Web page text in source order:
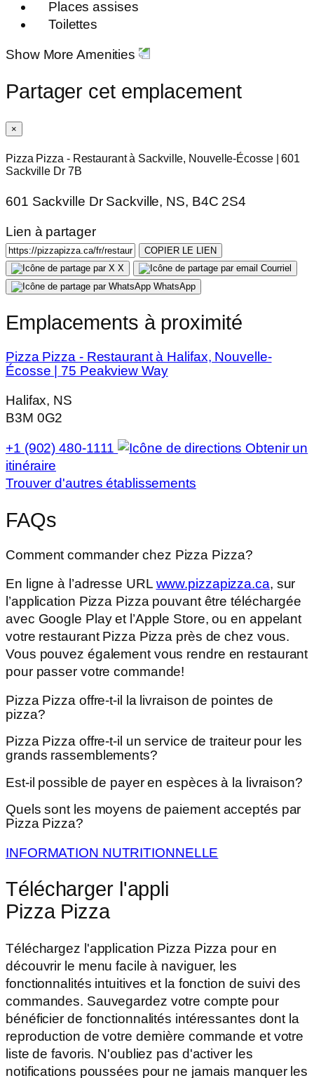
Places assises
Toilettes
Show More Amenities
Partager cet emplacement
×
Pizza Pizza - Restaurant à Sackville, Nouvelle-Écosse | 601
Sackville Dr 7B
601 Sackville Dr Sackville, NS, B4C 2S4
Lien à partager
COPIER LE LIEN
X
Courriel
WhatsApp
Emplacements à proximité
Pizza Pizza - Restaurant à Halifax, Nouvelle-
Écosse | 75 Peakview Way
Halifax, NS
B3M 0G2
+1 (902) 480-1111
Obtenir un
itinéraire
Trouver d'autres établissements
FAQs
Comment commander chez Pizza Pizza?
En ligne à l’adresse URL www.pizzapizza.ca, sur
l’application Pizza Pizza pouvant être téléchargée
avec Google Play et l’Apple Store, ou en appelant
votre restaurant Pizza Pizza près de chez vous.
Vous pouvez également vous rendre en restaurant
pour passer votre commande!
Pizza Pizza offre-t-il la livraison de pointes de
pizza?
Pizza Pizza offre-t-il un service de traiteur pour les
grands rassemblements?
Est-il possible de payer en espèces à la livraison?
Quels sont les moyens de paiement acceptés par
Pizza Pizza?
INFORMATION NUTRITIONNELLE
Télécharger l'appli
Pizza Pizza
Téléchargez l'application Pizza Pizza pour en
découvrir le menu facile à naviguer, les
fonctionnalités intuitives et la fonction de suivi des
commandes. Sauvegardez votre compte pour
bénéficier de fonctionnalités intéressantes dont la
reproduction de votre dernière commande et votre
liste de favoris. N'oubliez pas d'activer les
notifications poussées pour ne jamais manquer les